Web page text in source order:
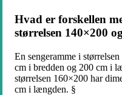
Hvad er forskellen
størrelsen 140×200
En sengeramme i
cm i bredden og 200 cm i
størrelsen 160×200 har
cm i længden. §